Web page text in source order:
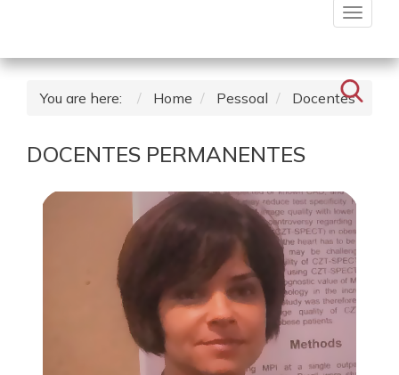
Toggle
You are here: Home Pessoal Docentes
DOCENTES PERMANENTES